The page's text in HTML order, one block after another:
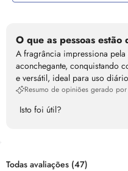
O que as pessoas estão
A fragrância impressiona pela
aconchegante, conquistando
e versátil, ideal para uso
Resumo de opiniões gerado
Isto foi útil?
Todas avaliações (47)